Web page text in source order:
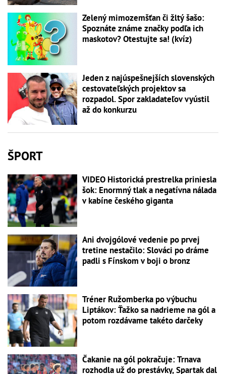
Zelený mimozemšťan či žltý šašo:
Spoznáte známe značky podľa ich
maskotov? Otestujte sa! (kvíz)
Jeden z najúspešnejších slovenských
cestovateľských projektov sa
rozpadol. Spor zakladateľov vyústil
až do konkurzu
ŠPORT
VIDEO Historická prestrelka priniesla
šok: Enormný tlak a negatívna nálada
v kabíne českého giganta
Ani dvojgólové vedenie po prvej
tretine nestačilo: Slováci po dráme
padli s Fínskom v boji o bronz
Tréner Ružomberka po výbuchu
Liptákov: Ťažko sa nadrieme na gól a
potom rozdávame takéto darčeky
Čakanie na gól pokračuje: Trnava
rozhodla už do prestávky, Spartak dal